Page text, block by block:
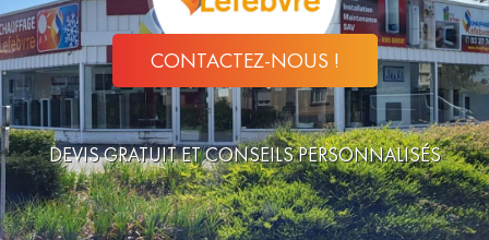
CONTACTEZ-NOUS !
DEVIS GRATUIT ET CONSEILS PERSONNALISÉS